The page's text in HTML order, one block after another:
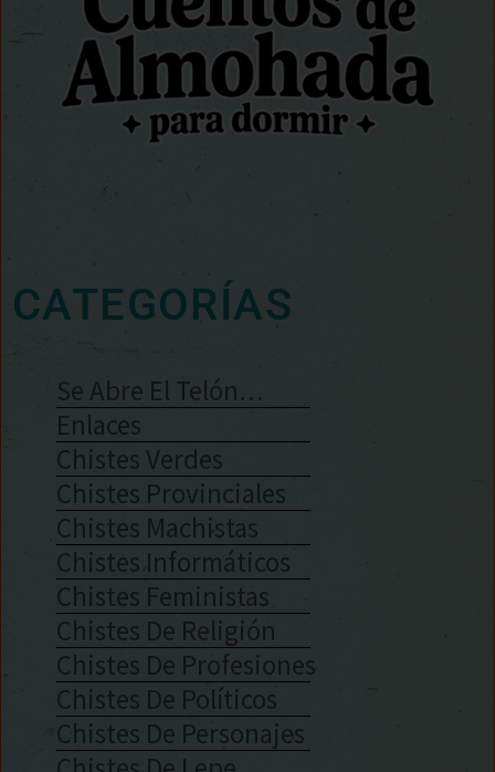
CATEGORÍAS
Se Abre El Telón…
Enlaces
Chistes Verdes
Chistes Provinciales
Chistes Machistas
Chistes Informáticos
Chistes Feministas
Chistes De Religión
Chistes De Profesiones
Chistes De Políticos
Chistes De Personajes